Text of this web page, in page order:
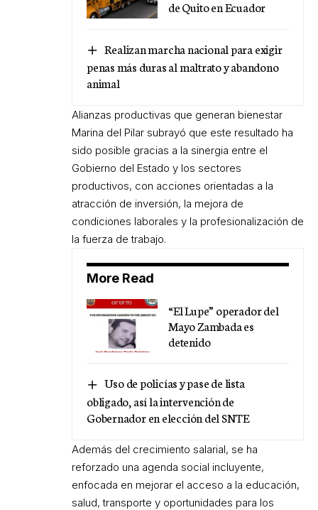
de Quito en Ecuador
Realizan marcha nacional para exigir
penas más duras al maltrato y abandono
animal
Alianzas productivas que generan bienestar
Marina del Pilar subrayó que este resultado ha
sido posible gracias a la sinergia entre el
Gobierno del Estado y los sectores
productivos, con acciones orientadas a la
atracción de inversión, la mejora de
condiciones laborales y la profesionalización de
la fuerza de trabajo.
More Read
“El Lupe” operador del
Mayo Zambada es
detenido
Uso de policías y pase de lista
obligado, así la intervención de
Gobernador en elección del SNTE
Además del crecimiento salarial, se ha
reforzado una agenda social incluyente,
enfocada en mejorar el acceso a la educación,
salud, transporte y oportunidades para los